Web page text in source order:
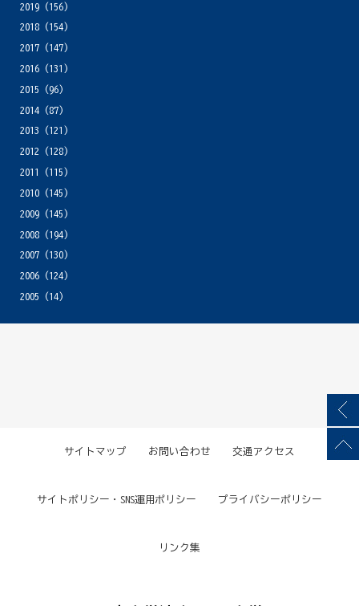
2019(156)
2018(154)
2017(147)
2016(131)
2015 (96)
2014(87)
2013 (121)
2012 (128)
2011
(115)
2010(145)
2009(145)
2008(194)
2007(130)
2006(124)
2005 (14)
サイトマップ お問い合わせ 交通アクセス
サイトポリシー・SNS運用ポリシー プライバシーポリシー
リンク集